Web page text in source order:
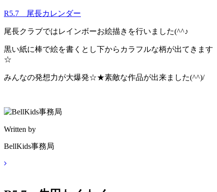
R5.7 尾長カレンダー
尾長クラブではレインボーお絵描きを行いました(^^♪
黒い紙に棒で絵を書くとし下からカラフルな柄が出てきます
☆
みんなの発想力が大爆発☆★素敵な作品が出来ました(^^)/
Written by
BellKids事務局